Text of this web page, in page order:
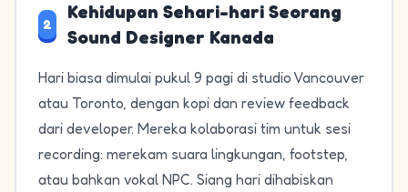
2
Kehidupan Sehari-hari Seorang
Sound Designer Kanada
Hari biasa dimulai pukul 9 pagi di studio Vancouver
atau Toronto, dengan kopi dan review feedback
dari developer. Mereka kolaborasi tim untuk sesi
recording: merekam suara lingkungan, footstep,
atau bahkan vokal NPC. Siang hari dihabiskan